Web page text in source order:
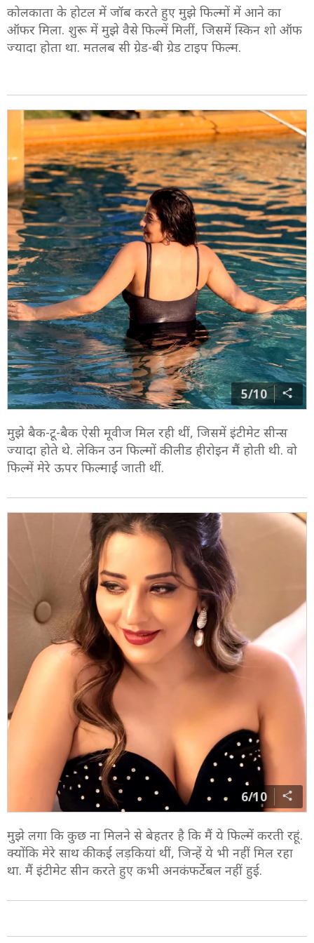
कोलकाता के होटल में जॉब करते हुए मुझे फिल्मों में आने का
ऑफर मिला. शुरू में मुझे वैसे फिल्में मिलीं, जिसमें स्किन शो ऑफ
ज्यादा होता था. मतलब सी ग्रेड-बी ग्रेड टाइप फिल्म.
5/10
मुझे बैक-टू-बैक ऐसी मूवीज मिल रही थीं, जिसमें इंटीमेट सीन्स
ज्यादा होते थे. लेकिन उन फिल्मों की लीड हीरोइन मैं होती थी. वो
फिल्में मेरे ऊपर फिल्माईं जाती थीं.
6/10
मुझे लगा कि कुछ ना मिलने से बेहतर है कि मैं ये फिल्में करती रहूं.
क्योंकि मेरे साथ की कई लड़कियां थीं, जिन्हें ये भी नहीं मिल रहा
था. मैं इंटीमेट सीन करते हुए कभी अनकंफर्टेबल नहीं हुई.